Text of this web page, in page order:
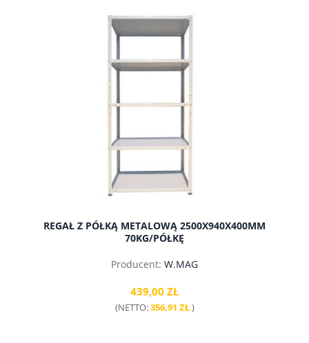
REGAŁ Z PÓŁKĄ METALOWĄ 2500X940X400MM
70KG/PÓŁKĘ
Producent: W.MAG
439,00 ZŁ
(NETTO:356,91 ZŁ)